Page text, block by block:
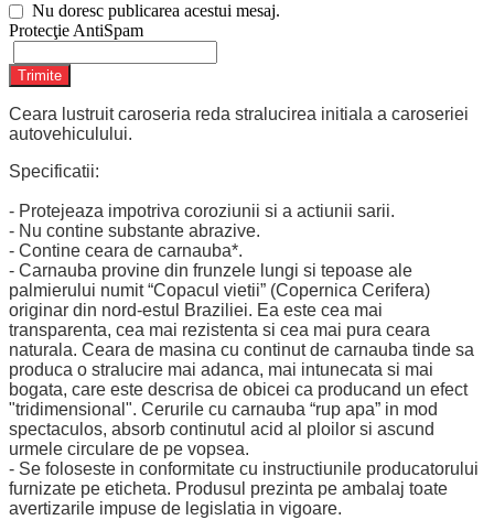
Nu doresc publicarea acestui mesaj.
Protecţie AntiSpam
Trimite
Ceara lustruit caroseria reda stralucirea initiala a caroseriei
autovehiculului.
Specificatii:
- Protejeaza impotriva coroziunii si a actiunii sarii.
- Nu contine substante abrazive.
- Contine ceara de carnauba*.
- Carnauba provine din frunzele lungi si tepoase ale
palmierului numit “Copacul vietii” (Copernica Cerifera)
originar din nord-estul Braziliei. Ea este cea mai
transparenta, cea mai rezistenta si cea mai pura ceara
naturala. Ceara de masina cu continut de carnauba tinde sa
produca o stralucire mai adanca, mai intunecata si mai
bogata, care este descrisa de obicei ca producand un efect
"tridimensional". Cerurile cu carnauba “rup apa” in mod
spectaculos, absorb continutul acid al ploilor si ascund
urmele circulare de pe vopsea.
- Se foloseste in conformitate cu instructiunile producatorului
furnizate pe eticheta. Produsul prezinta pe ambalaj toate
avertizarile impuse de legislatia in vigoare.